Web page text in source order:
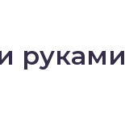
руками